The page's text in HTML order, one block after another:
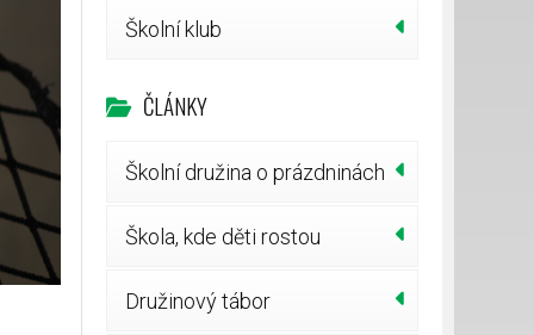
Školní klub
ČLÁNKY
Školní družina o prázdninách
Škola, kde děti rostou
Družinový tábor